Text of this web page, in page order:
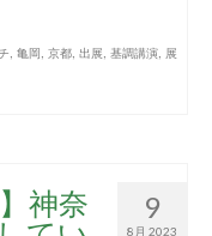
, 亀岡, 京都, 出展, 基調講演, 展
9
8月 2023
神奈